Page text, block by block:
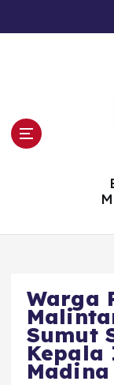
Warga
Sumut
Madina